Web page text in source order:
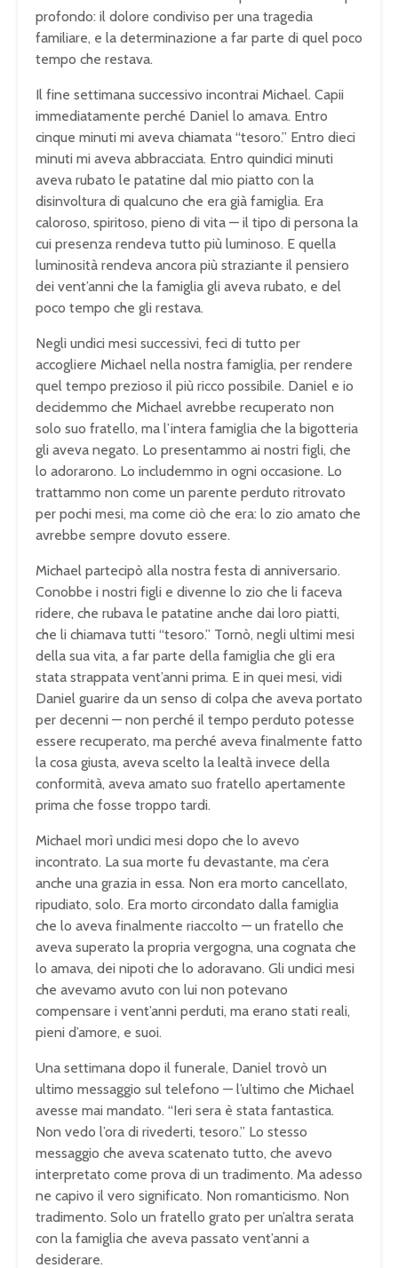
profondo: il dolore condiviso per una tragedia
familiare, e la determinazione a far parte di quel poco
tempo che restava.
Il fine settimana successivo incontrai Michael. Capii
immediatamente perché Daniel lo amava. Entro
cinque minuti mi aveva chiamata “tesoro.” Entro dieci
minuti mi aveva abbracciata. Entro quindici minuti
aveva rubato le patatine dal mio piatto con la
disinvoltura di qualcuno che era già famiglia. Era
caloroso, spiritoso, pieno di vita — il tipo di persona la
cui presenza rendeva tutto più luminoso. E quella
luminosità rendeva ancora più straziante il pensiero
dei vent’anni che la famiglia gli aveva rubato, e del
poco tempo che gli restava.
Negli undici mesi successivi, feci di tutto per
accogliere Michael nella nostra famiglia, per rendere
quel tempo prezioso il più ricco possibile. Daniel e io
decidemmo che Michael avrebbe recuperato non
solo suo fratello, ma l’intera famiglia che la bigotteria
gli aveva negato. Lo presentammo ai nostri figli, che
lo adorarono. Lo includemmo in ogni occasione. Lo
trattammo non come un parente perduto ritrovato
per pochi mesi, ma come ciò che era: lo zio amato che
avrebbe sempre dovuto essere.
Michael partecipò alla nostra festa di anniversario.
Conobbe i nostri figli e divenne lo zio che li faceva
ridere, che rubava le patatine anche dai loro piatti,
che li chiamava tutti “tesoro.” Tornò, negli ultimi mesi
della sua vita, a far parte della famiglia che gli era
stata strappata vent’anni prima. E in quei mesi, vidi
Daniel guarire da un senso di colpa che aveva portato
per decenni — non perché il tempo perduto potesse
essere recuperato, ma perché aveva finalmente fatto
la cosa giusta, aveva scelto la lealtà invece della
conformità, aveva amato suo fratello apertamente
prima che fosse troppo tardi.
Michael morì undici mesi dopo che lo avevo
incontrato. La sua morte fu devastante, ma c’era
anche una grazia in essa. Non era morto cancellato,
ripudiato, solo. Era morto circondato dalla famiglia
che lo aveva finalmente riaccolto — un fratello che
aveva superato la propria vergogna, una cognata che
lo amava, dei nipoti che lo adoravano. Gli undici mesi
che avevamo avuto con lui non potevano
compensare i vent’anni perduti, ma erano stati reali,
pieni d’amore, e suoi.
Una settimana dopo il funerale, Daniel trovò un
ultimo messaggio sul telefono — l’ultimo che Michael
avesse mai mandato. “Ieri sera è stata fantastica.
Non vedo l’ora di rivederti, tesoro.” Lo stesso
messaggio che aveva scatenato tutto, che avevo
interpretato come prova di un tradimento. Ma adesso
ne capivo il vero significato. Non romanticismo. Non
tradimento. Solo un fratello grato per un’altra serata
con la famiglia che aveva passato vent’anni a
desiderare.